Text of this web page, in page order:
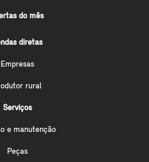
do mês
diretas
Empresas
rural
Serviços
e manutenção
Peças